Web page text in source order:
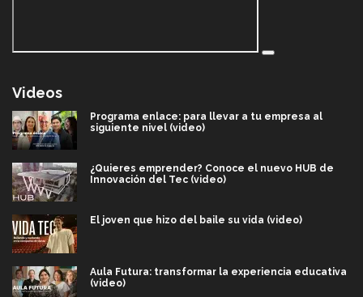
Videos
Programa enlace: para llevar a tu empresa al
siguiente nivel (video)
¿Quieres emprender? Conoce el nuevo HUB de
Innovación del Tec (video)
El joven que hizo del baile su vida (video)
Aula Futura: transformar la experiencia educativa
(video)